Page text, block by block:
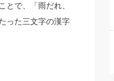
で、「雨だれ、
った三文字の漢字